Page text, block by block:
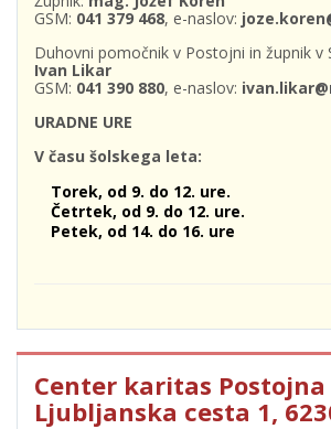
GSM: 041 379 468, e-naslov:
Duhovni pomočnik v Postojni in župnik v
Ivan Likar
GSM: 041 390 880, e-naslov:
URADNE URE
V času šolskega leta:
Torek, od 9. do 12. ure.
Četrtek, od 9. do 12. ure.
Petek, od 14. do 16. ure
Center karitas Postojna
Ljubljanska cesta 1,